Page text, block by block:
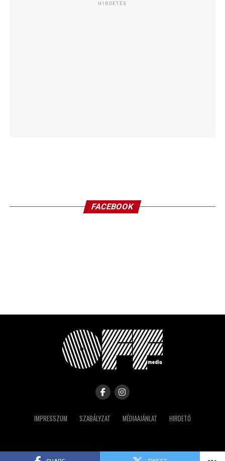
HIRDETÉS
FACEBOOK
IMPRESSZUM SZABÁLYZAT MÉDIAAJÁNLAT HIRDETŐ
Copyright © 2023 IRK